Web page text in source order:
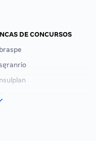
DE CONCURSOS